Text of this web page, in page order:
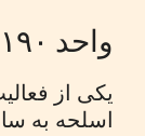
واحد ۱۹۰- واحد انتقال اسلحه
یکی از
اسلحه به